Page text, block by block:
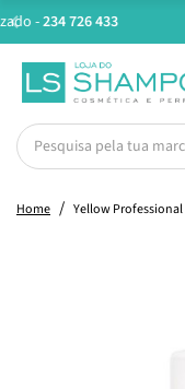
Entregas em 24H
Home Yellow Professional